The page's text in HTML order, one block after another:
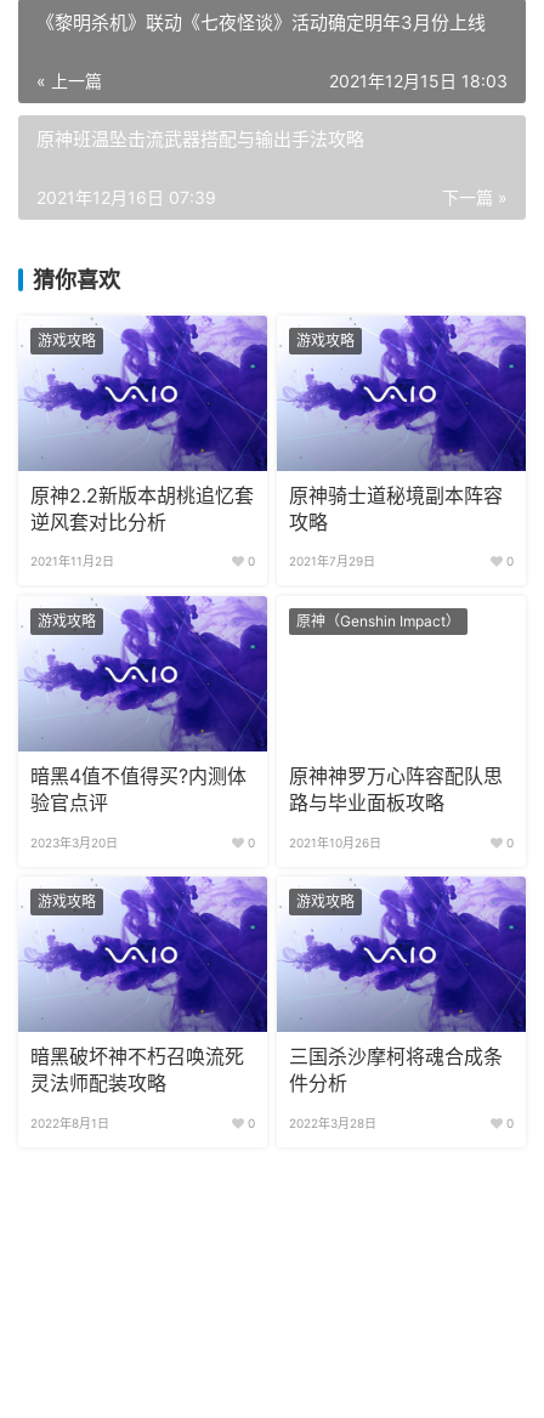
《黎明杀机》联动《七夜怪谈》活动确定明年3月份上线
« 上一篇 2021年12月15日 18:03
原神班温坠击流武器搭配与输出手法攻略
下一篇 »
2021年12月16日 07:39
猜你喜欢
游戏攻略
原神2.2新版本胡桃追忆套
逆风套对比分析
2021年11月2日 0
游戏攻略
原神骑士道秘境副本阵容
攻略
2021年7月29日 0
游戏攻略
暗黑4值不值得买?内测体
验官点评
2023年3月20日 0
原神（Genshin Impact）
原神神罗万心阵容配队思
路与毕业面板攻略
2021年10月26日 0
游戏攻略
暗黑破坏神不朽召唤流死
灵法师配装攻略
2022年8月1日 0
游戏攻略
三国杀沙摩柯将魂合成条
件分析
2022年3月28日 0